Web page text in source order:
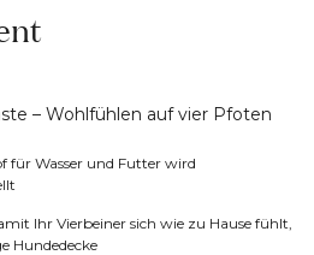
– Wohlfühlen auf vier Pfoten
für Wasser und Futter wird
Ihr Vierbeiner sich wie zu Hause fühlt,
Hundedecke